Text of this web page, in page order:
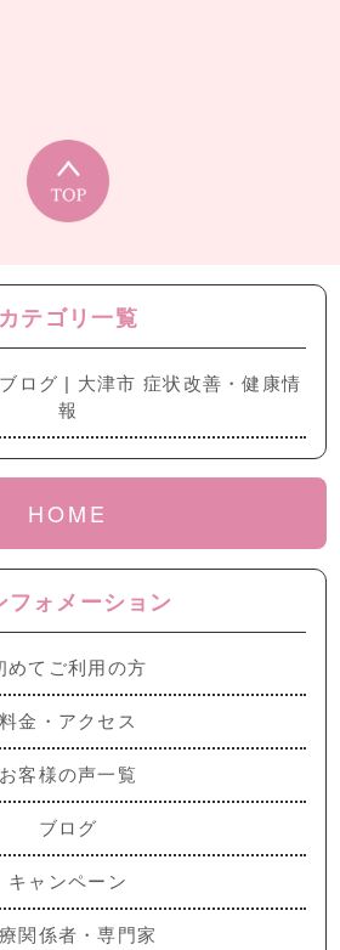
カテゴリ一覧
ログ | 大津市 症状改善・健康情
報
HOME
フォメーション
めてご利用の方
料金・アクセス
お客様の声一覧
ブログ
キャンペーン
関係者・専門家